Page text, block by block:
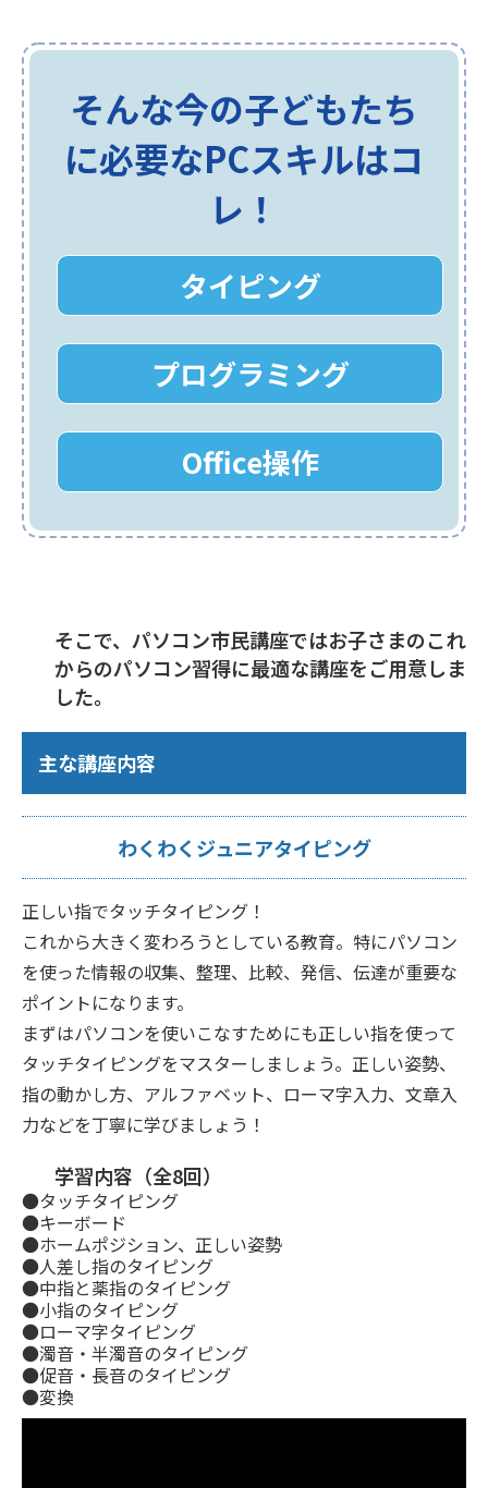
そんな今の子どもたち
に必要なPCスキルはコ
レ！
タイピング
プログラミング
Office操作
そこで、パソコン市民講座ではお子さまのこれ
からのパソコン習得に最適な講座をご用意しま
した。
主な講座内容
わくわくジュニアタイピング
正しい指でタッチタイピング！
これから大きく変わろうとしている教育。特にパソコン
を使った情報の収集、整理、比較、発信、伝達が重要な
ポイントになります。
まずはパソコンを使いこなすためにも正しい指を使って
タッチタイピングをマスターしましょう。正しい姿勢、
指の動かし方、アルファベット、ローマ字入力、文章入
力などを丁寧に学びましょう！
学習内容（全8回）
●タッチタイピング
●キーボード
●ホームポジション、正しい姿勢
●人差し指のタイピング
●中指と薬指のタイピング
●小指のタイピング
●ローマ字タイピング
●濁音・半濁音のタイピング
●促音・長音のタイピング
●変換